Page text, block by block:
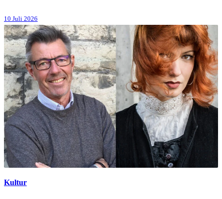
10 Juli 2026
Kultur